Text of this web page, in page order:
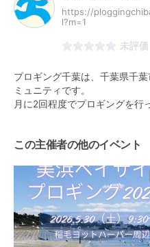
https://
l?m=1
未評価
プロギング千葉は、千葉県千
ミュニティです。
月に2回程度でプロギングを行
この主催者の他のイベント